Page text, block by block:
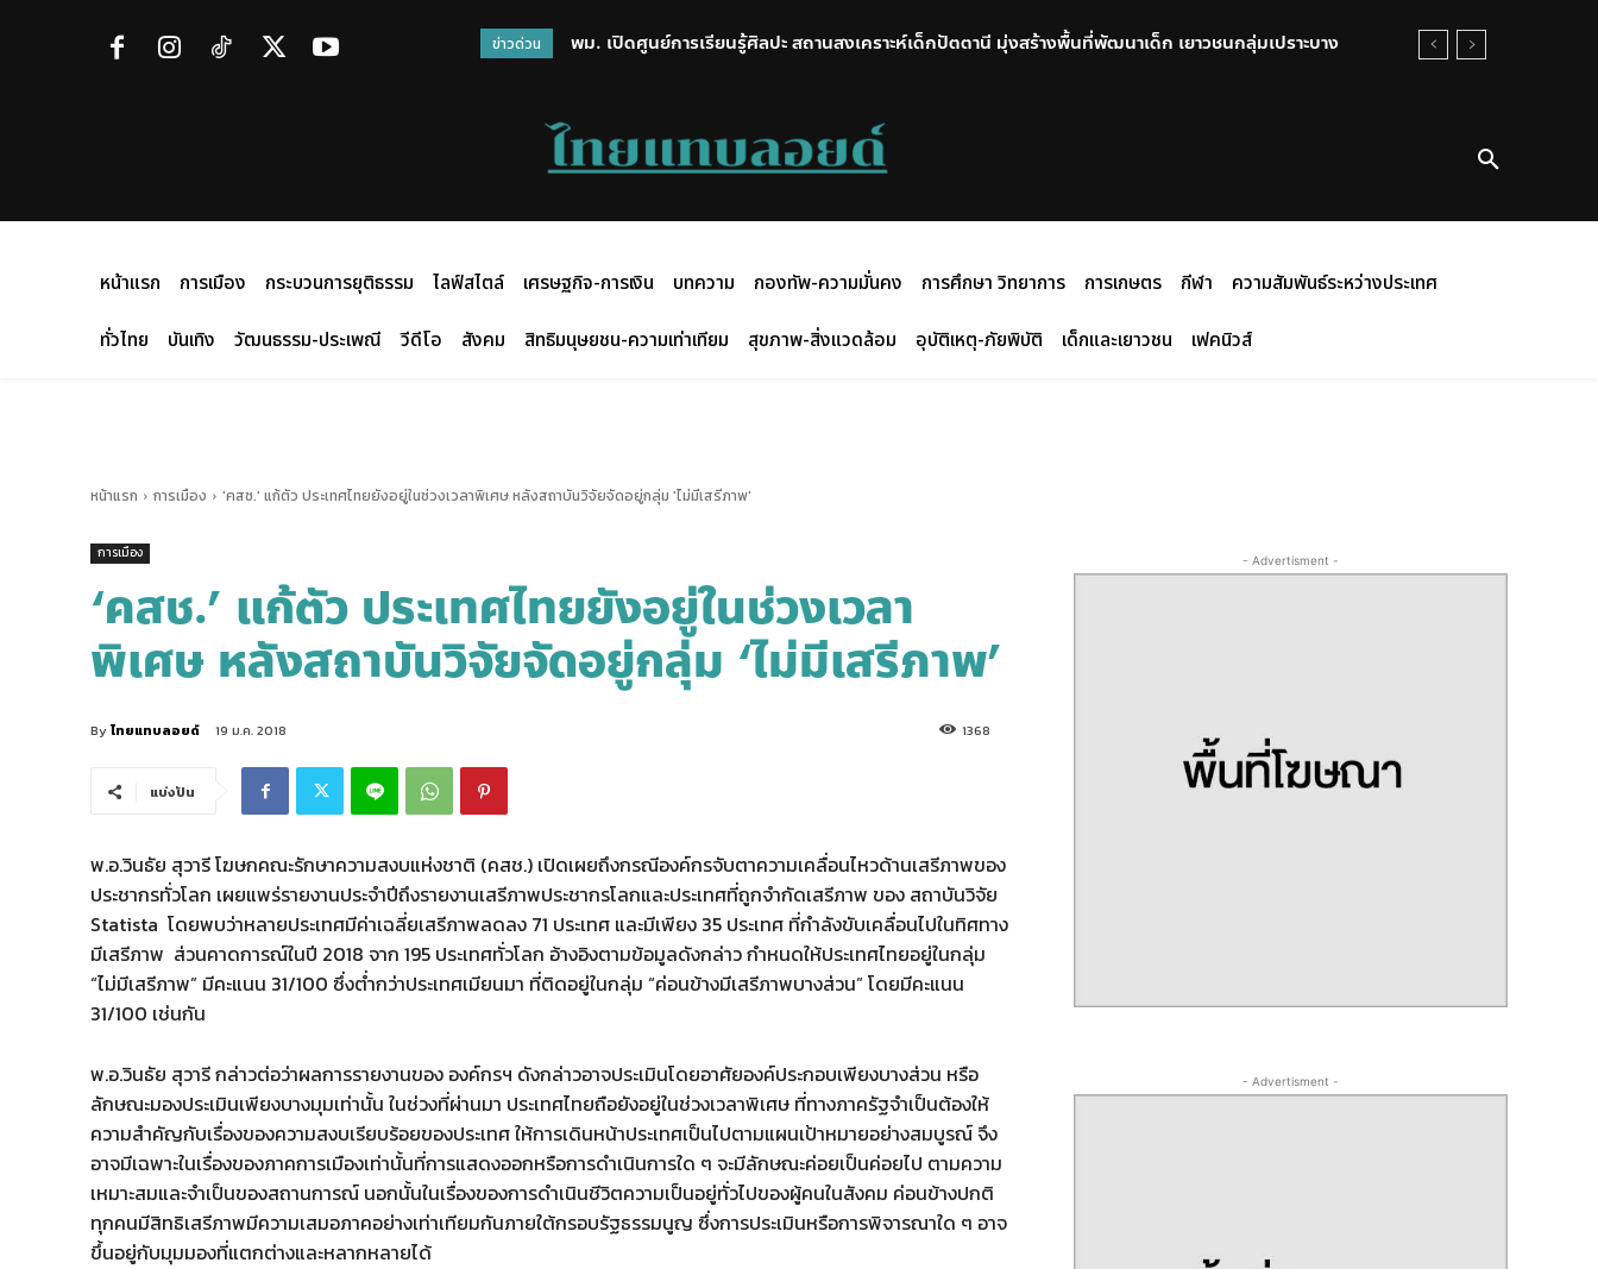
ข่าวด่วน
พม. เปิดศูนย์การเรียนรู้ศิลปะ สถานสงเคราะห์เด็กปัตตานี มุ่งสร้างพื้นที่พัฒนาเด็ก เยาวชนกลุ่มเปราะบาง
หน้าแรก การเมือง กระบวนการยุติธรรม ไลฟ์สไตล์ เศรษฐกิจ-การเงิน บทความ กองทัพ-ความมั่นคง การศึกษา วิทยาการ การเกษตร กีฬา
ความสัมพันธ์ระหว่างประเทศ
ทั่วไทย
บันเทิง วัฒนธรรม-ประเพณี วีดีโอ สังคม สิทธิมนุษยชน-ความเท่าเทียม สุขภาพ-สิ่งแวดล้อม อุบัติเหตุ-ภัยพิบัติ เด็กและเยาวชน เฟคนิวส์
หน้าแรก การเมือง 'คสช.' แก้ตัว ประเทศไทยยังอยู่ในช่วงเวลาพิเศษ หลังสถาบันวิจัยจัดอยู่กลุ่ม 'ไม่มีเสรีภาพ'
การเมือง
‘คสช.’ แก้ตัว ประเทศไทยยังอยู่ในช่วงเวลา
พิเศษ หลังสถาบันวิจัยจัดอยู่กลุ่ม ‘ไม่มีเสรีภาพ’
By ไทยแทบลอยด์ 19 ม.ค. 2018 1368
แบ่งปัน
พ.อ.วินธัย สุวารี โฆษกคณะรักษาความสงบแห่งชาติ (คสช.) เปิดเผยถึงกรณีองค์กรจับตาความเคลื่อนไหวด้านเสรีภาพของ
ประชากรทั่วโลก เผยแพร่รายงานประจำปีถึงรายงานเสรีภาพประชากรโลกและประเทศที่ถูกจำกัดเสรีภาพ ของ สถาบันวิจัย
Statista โดยพบว่าหลายประเทศมีค่าเฉลี่ยเสรีภาพลดลง 71 ประเทศ และมีเพียง 35 ประเทศ ที่กำลังขับเคลื่อนไปในทิศทาง
มีเสรีภาพ ส่วนคาดการณ์ในปี 2018 จาก 195 ประเทศทั่วโลก อ้างอิงตามข้อมูลดังกล่าว กำหนดให้ประเทศไทยอยู่ในกลุ่ม
“ไม่มีเสรีภาพ” มีคะแนน 31/100 ซึ่งต่ำกว่าประเทศเมียนมา ที่ติดอยู่ในกลุ่ม “ค่อนข้างมีเสรีภาพบางส่วน” โดยมีคะแนน
31/100 เช่นกัน
พ.อ.วินธัย สุวารี กล่าวต่อว่าผลการรายงานของ องค์กรฯ ดังกล่าวอาจประเมินโดยอาศัยองค์ประกอบเพียงบางส่วน หรือ
ลักษณะมองประเมินเพียงบางมุมเท่านั้น ในช่วงที่ผ่านมา ประเทศไทยถือยังอยู่ในช่วงเวลาพิเศษ ที่ทางภาครัฐจำเป็นต้องให้
ความสำคัญกับเรื่องของความสงบเรียบร้อยของประเทศ ให้การเดินหน้าประเทศเป็นไปตามแผนเป้าหมายอย่างสมบูรณ์ จึง
อาจมีเฉพาะในเรื่องของภาคการเมืองเท่านั้นที่การแสดงออกหรือการดำเนินการใด ๆ จะมีลักษณะค่อยเป็นค่อยไป ตามความ
เหมาะสมและจำเป็นของสถานการณ์ นอกนั้นในเรื่องของการดำเนินชีวิตความเป็นอยู่ทั่วไปของผู้คนในสังคม ค่อนข้างปกติ
ทุกคนมีสิทธิเสรีภาพมีความเสมอภาคอย่างเท่าเทียมกันภายใต้กรอบรัฐธรรมนูญ ซึ่งการประเมินหรือการพิจารณาใด ๆ อาจ
ขึ้นอยู่กับมุมมองที่แตกต่างและหลากหลายได้
- Advertisment -
- Advertisment -